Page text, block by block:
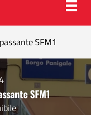
SFM1
SFM1